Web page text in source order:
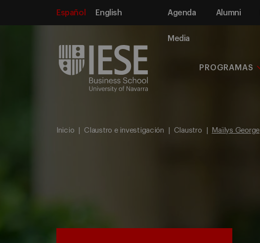
Español English Agenda Alumni
Media
PROGRAMAS
Inicio Claustro e investigación Claustro Maïlys George